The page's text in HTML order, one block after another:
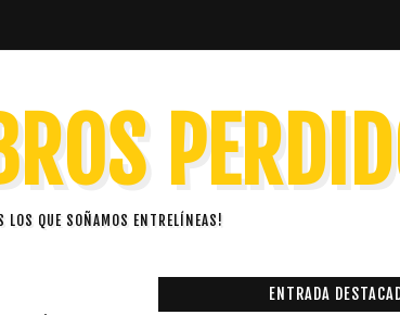
LOS QUE SOÑAMOS ENTRELÍNEAS!
ENTRADA